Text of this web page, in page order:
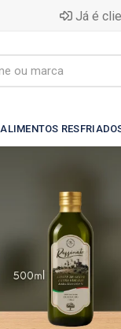
Já é
ALIMENTOS